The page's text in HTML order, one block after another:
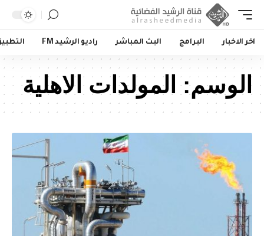
اخر الاخبار البرامج البث المباشر راديو الرشيد FM
الوسم: المولدات الاهلية